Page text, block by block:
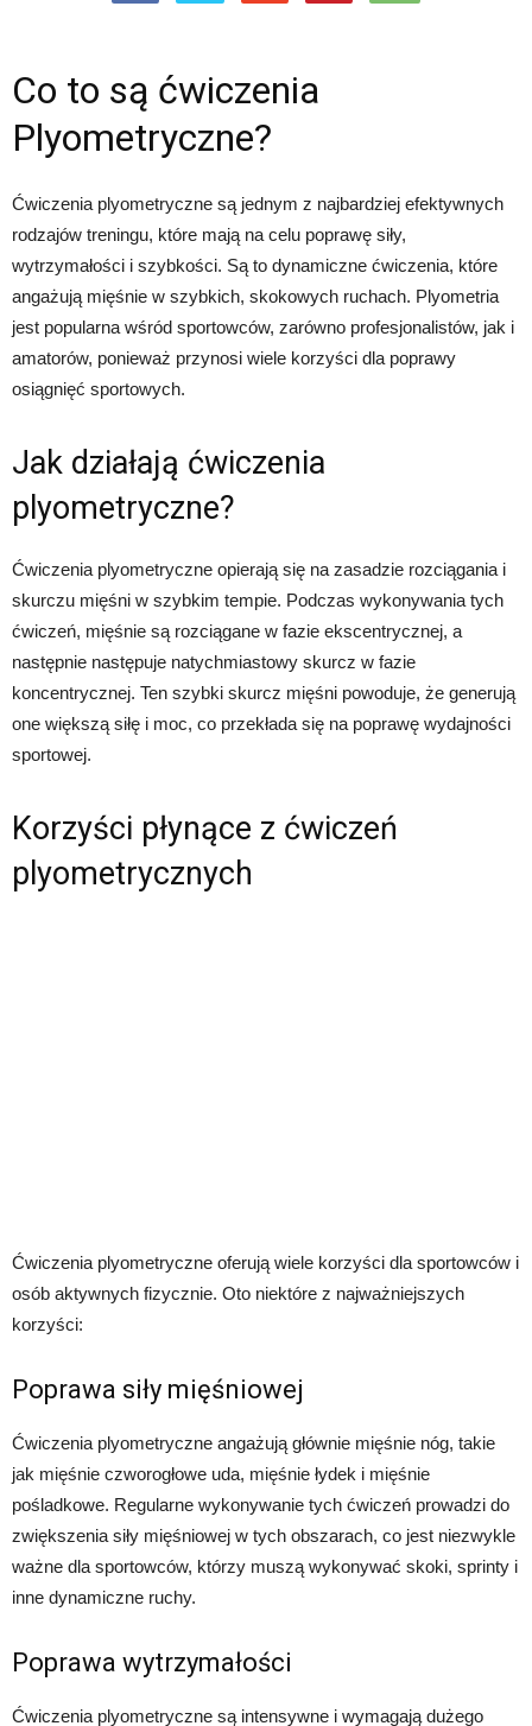
Co to są ćwiczenia
Plyometryczne?
Ćwiczenia plyometryczne są jednym z najbardziej efektywnych
rodzajów treningu, które mają na celu poprawę siły,
wytrzymałości i szybkości. Są to dynamiczne ćwiczenia, które
angażują mięśnie w szybkich, skokowych ruchach. Plyometria
jest popularna wśród sportowców, zarówno profesjonalistów, jak i
amatorów, ponieważ przynosi wiele korzyści dla poprawy
osiągnięć sportowych.
Jak działają ćwiczenia
plyometryczne?
Ćwiczenia plyometryczne opierają się na zasadzie rozciągania i
skurczu mięśni w szybkim tempie. Podczas wykonywania tych
ćwiczeń, mięśnie są rozciągane w fazie ekscentrycznej, a
następnie następuje natychmiastowy skurcz w fazie
koncentrycznej. Ten szybki skurcz mięśni powoduje, że generują
one większą siłę i moc, co przekłada się na poprawę wydajności
sportowej.
Korzyści płynące z ćwiczeń
plyometrycznych
Ćwiczenia plyometryczne oferują wiele korzyści dla sportowców i
osób aktywnych fizycznie. Oto niektóre z najważniejszych
korzyści:
Poprawa siły mięśniowej
Ćwiczenia plyometryczne angażują głównie mięśnie nóg, takie
jak mięśnie czworogłowe uda, mięśnie łydek i mięśnie
pośladkowe. Regularne wykonywanie tych ćwiczeń prowadzi do
zwiększenia siły mięśniowej w tych obszarach, co jest niezwykle
ważne dla sportowców, którzy muszą wykonywać skoki, sprinty i
inne dynamiczne ruchy.
Poprawa wytrzymałości
Ćwiczenia plyometryczne są intensywne i wymagają dużego